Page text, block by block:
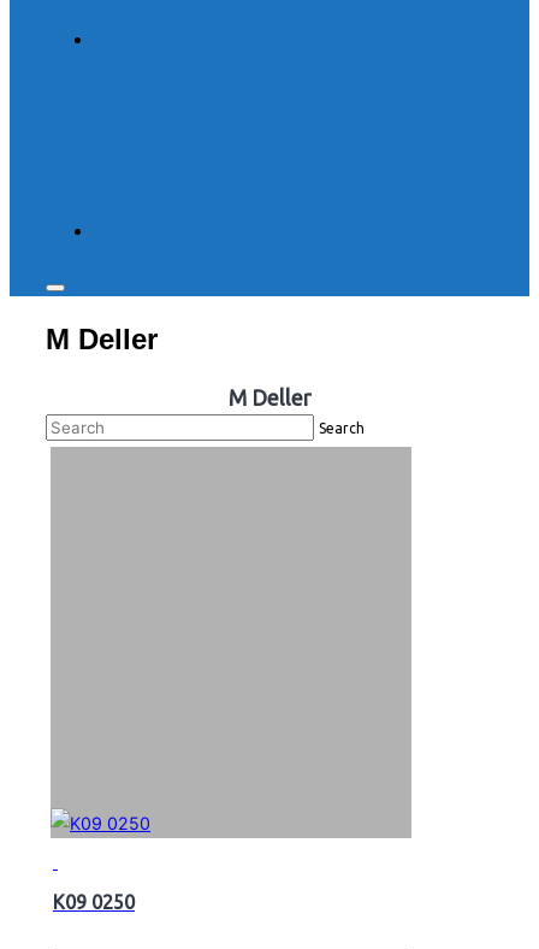
Toggle
&
navigation
M Deller
M Deller
Search
K09 0250